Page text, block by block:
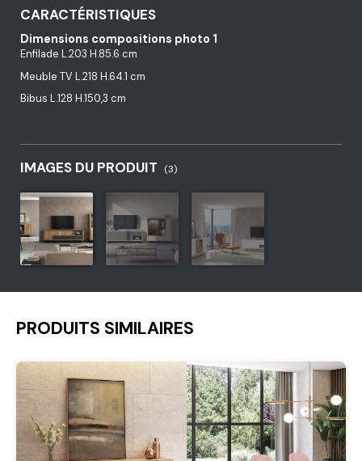
CARACTÉRISTIQUES
Dimensions compositions photo 1
Enfilade L.203 H.85.6 cm
Meuble TV L.218 H.64.1 cm
Bibus L.128 H.150,3 cm
IMAGES DU PRODUIT (3)
PRODUITS SIMILAIRES